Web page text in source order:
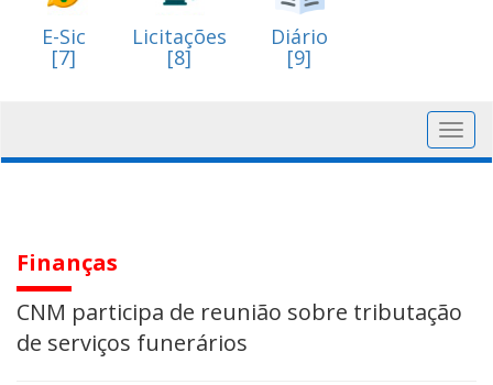
E-Sic
[7]
Licitações
[8]
Diário
[9]
Finanças
CNM participa de reunião sobre tributação
de serviços funerários